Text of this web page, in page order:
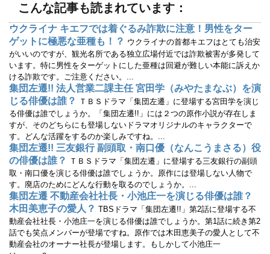
き
ま
す
)
し
い
ウ
ィ
ン
ド
ウ
で
開
き
ま
す
)
こんな記事も読まれています：
ウクライナ キエフでは着ぐるみ詐欺に注意！男性をター
ゲットに極悪な亜種も！？ ウクライナの首都キエフはとても治安
がいいのですが、観光名所である独立広場付近では詐欺被害が多発して
います。特に男性をターゲットにした亜種は回避が難しい本能に訴えか
ける詐欺です。ご注意ください。...
集団左遷!! 法人営業二課主任 宮田学（みやたまなぶ）を演
じる俳優は誰？
ＴＢＳドラマ「集団左遷」に登場する宮田学を演じ
る俳優は誰でしょうか。「集団左遷!!」には２つの原作小説が存在しま
すが、そのどちらにも登場しないドラマオリジナルのキャラクターで
す。どんな活躍をするのか楽しみですね。...
集団左遷!! 三友銀行 副頭取・南口優（なんこうまさる）役
の俳優は誰？
ＴＢＳドラマ「集団左遷」に登場する三友銀行の副頭
取・南口優を演じる俳優は誰でしょうか。原作には登場しない人物で
す。廃店のためにどんな行動を取るのでしょうか。...
集団左遷 不動産会社社長・小池庄一を演じる俳優は誰？
木田美恵子の愛人？ TBSドラマ「集団左遷!!」第2話に登場する不
動産会社社長・小池庄一を演じる俳優は誰でしょうか。第1話に続き第2
話でも笑点メンバーが登場ですね。原作では木田恵美子の愛人として不
動産会社のオーナー社長が登場します。もしかして小池庄一